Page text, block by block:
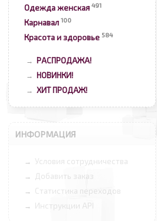
Одежда женская 491
Карнавал 100
Красота и здоровье 584
→ РАСПРОДАЖА!
→ НОВИНКИ!
→ ХИТ ПРОДАЖ!
ИНФОРМАЦИЯ
→ Условия сотрудничества
→ Добавить заказ
→ Статистика переходов
→ Инструкции API